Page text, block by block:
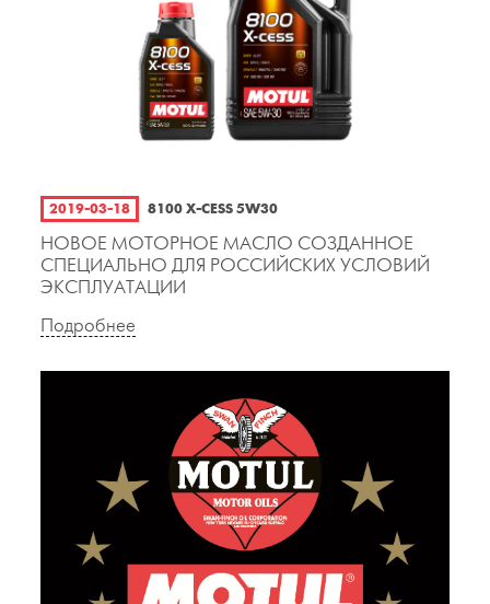
2019-03-18 8100 X-CESS 5W30
НОВОЕ МОТОРНОЕ МАСЛО СОЗДАННОЕ
СПЕЦИАЛЬНО ДЛЯ РОССИЙСКИХ УСЛОВИЙ
ЭКСПЛУАТАЦИИ
Подробнее